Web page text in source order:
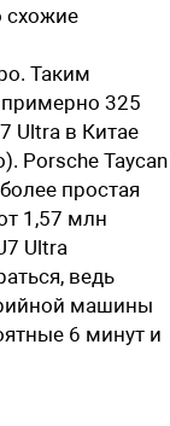
схожие
Таким
325
Ultra в Китае
Porsche Taycan
простая
1,57 млн
Ultra
ведь
машины
6 минут и